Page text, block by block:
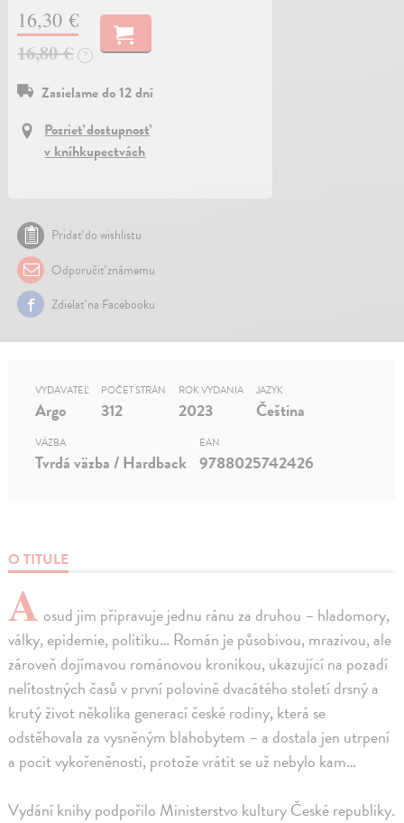
16,30 €
16,80 €
?
Zasielame do 12 dní
Pozrieť dostupnosť
v kníhkupectvách
Pridať do wishlistu
Odporučiť známemu
Zdielať na Facebooku
O TITULE
A osud jim připravuje jednu ránu za druhou – hladomory,
války, epidemie, politiku… Román je působivou, mrazivou, ale
zároveň dojímavou románovou kronikou, ukazující na pozadí
nelítostných časů v první polovině dvacátého století drsný a
krutý život několika generací české rodiny, která se
odstěhovala za vysněným blahobytem – a dostala jen utrpení
a pocit vykořeněnosti, protože vrátit se už nebylo kam…
Vydání knihy podpořilo Ministerstvo kultury České republiky.
VYDAVATEĽ
Argo
POČET STRÁN
312
ROK VYDANIA
2023
JAZYK
Čeština
VÄZBA
Tvrdá väzba / Hardback
EAN
9788025742426